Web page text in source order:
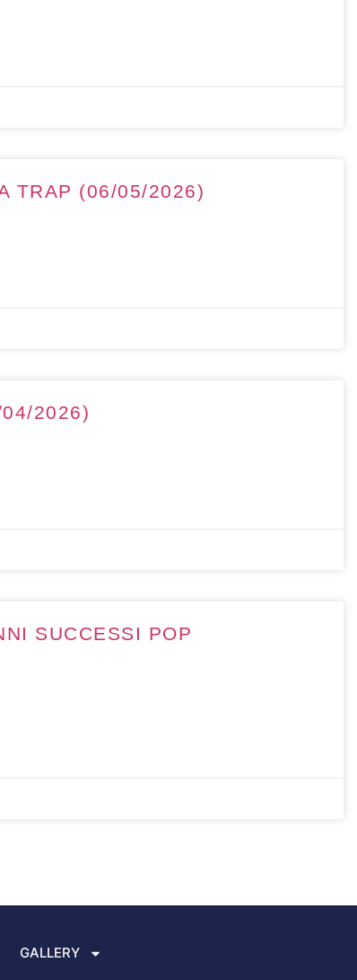
TRAP (06/05/2026)
2026)
SUCCESSI POP
GALLERY